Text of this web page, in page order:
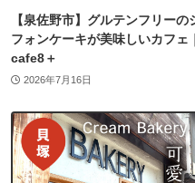
【泉佐野市】グルテンフリーの
フォンケーキが美味しいカフェ｜
cafe8＋
2026年7月16日